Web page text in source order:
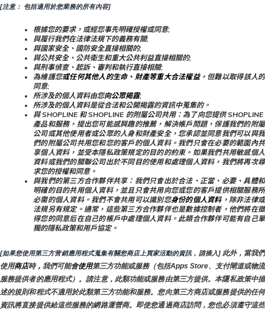
[注意： 包括適用於您業務的所有內容]
根據您的要求，或經您事先明確授權或同意;
與履行我們在法律法規下的義務有關;
與國家安全、國防安全直接相關的;
與公共安全、公共衛生和重大公共利益直接相關的;
與刑事偵查、起訴、審判和執行直接相關;
為維護您或任何其他人的生命、財產等重大合法權益，但難以取得該人的
同意;
所涉及的個人資料由您向公眾揭露;
所涉及的個人資料是從合法和公開揭露的資訊中蒐集的。
與 SHOPLINE 和 SHOPLINE 的附屬公司共用：為了向您提供 SHOPLINE
產品和服務，提出您可能感興趣的推薦，解決帳戶問題，保護我們的附屬
公司或其他使用者或公眾的人身和財產安全，您承認並同意我們可以與我
們的附屬公司共用您和您的客戶的個人資料。我們只會在必要的範圍內共
享個人資料，並受本隱私政策規定的目的的約束。如果我們共用敏感個人
資料或我們的關聯公司出於不同目的使用和處理個人資料，我們將再次尋
求您的授權和同意。
與我們的第三方合作夥伴共享：我們只會出於合法、正當、必要、具體和
明確的目的共用個人資料，並且只會共用向您或您的客戶提供相關服務所
必需的個人資料。我們不會共用可以識別您身份的個人資料，除非法律或
法規另有規定。通常，這些第三方合作夥伴也是數據控制者，他們將在徵
得您的同意后在自己的帳戶中處理個人資料。此類合作夥伴可能有自己單
獨的隱私政策和用戶協定。
[如果您使用第三方营銷應用程式蒐集有關您商店上買家活動的資訊，請插入] 此外，當我們
使用商店時， 我們可能會使用第三方功能或服務（包括Apps Store、支付閘道或物流
服務提供者的應用程式）。請注意，此類功能或服務由第三方提供。本隱私政策中描
述的規則和程式不適用於此類第三方功能和服務。您向第三方商店或服務提供的任何
資訊將直接提供給這些服務的網路運營商。即使您通過商店訪問，您也必須遵守這些